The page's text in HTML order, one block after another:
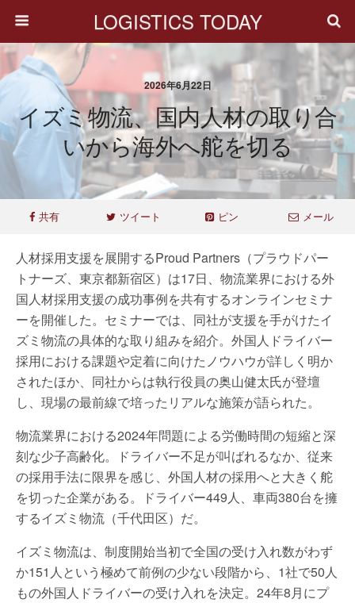
LOGISTICS TODAY
2026年6月22日
イズミ物流、国内人材の取り合
いから海外へ舵を切る
共有 ツイート ピン メール
人材採用支援を展開するProud Partners（プラウドパー
トナーズ、東京都新宿区）は17日、物流業界における外
国人材採用支援の成功事例を共有するオンラインセミナ
ーを開催した。セミナーでは、同社が支援を手がけたイ
ズミ物流の具体的な取り組みを紹介。外国人ドライバー
採用における課題や定着に向けたノウハウが詳しく明か
されたほか、同社からは執行役員の奥山健太氏が登壇
し、現場の最前線で培ったリアルな施策が語られた。
物流業界における2024年問題による労働時間の短縮と深
刻な少子高齢化。ドライバー不足が叫ばれるなか、従来
の採用手法に限界を感じ、外国人材の採用へと大きく舵
を切った企業がある。ドライバー449人、車両380台を擁
するイズミ物流（千代田区）だ。
イズミ物流は、制度開始当初で全国の受け入れ数がわず
か151人という極めて前例の少ない段階から、1社で50人
もの外国人ドライバーの受け入れを決定。24年8月にプ